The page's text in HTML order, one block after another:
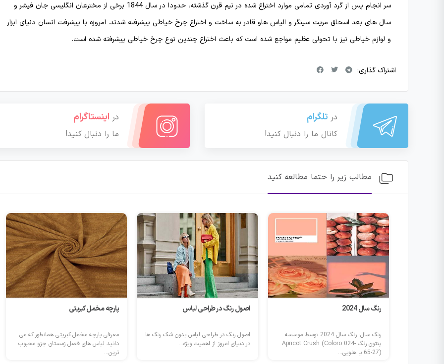
سر انجام پس از گرد آوردی تمامی موارد اختراع شده در نیم قرن گذشته، حدودا در سال 1844 برخی از مخترعان انگلیسی جان فیشر و
سال های بعد اسحاق مریت سینگر و الیاس هاو قادر به ساخت و اختراع چرخ خیاطی پیشرفته شدند. امروزه با پیشرفت انسان دنیای ابزار
و لوازم خیاطی نیز با تحولی عظیم مواجع شده است که باعث اختراع چندین نوع چرخ خیاطی پیشرفته شده است.
اشتراک گذاری:
در تلگرام
کانال ما را دنبال کنید!
در اینستاگرام
ما را دنبال کنید!
مطالب زیر را حتما مطالعه کنید
رنگ سال 2024
رنگ سال: رنگ سال 2024 توسط موسسه
پنتون رنگ Apricot Crush (Coloro 024-
65-27) یا هلویی...
اصول رنگ در طراحی لباس
اصول رنگ در طراحی لباس بدون شک رنگ ها
در دنیای امروز از اهمیت ویژه...
پارچه مخمل کبریتی
معرفی پارچه مخمل کبریتی همانطور که می
دانید لباس های فصل زمستان جزو محبوب
ترین...